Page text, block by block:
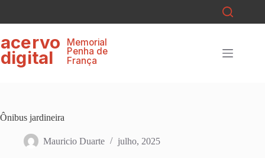
o
Memorial
Penha de
França
acervo
digital
Ônibus jardineira
Mauricio Duarte julho, 2025